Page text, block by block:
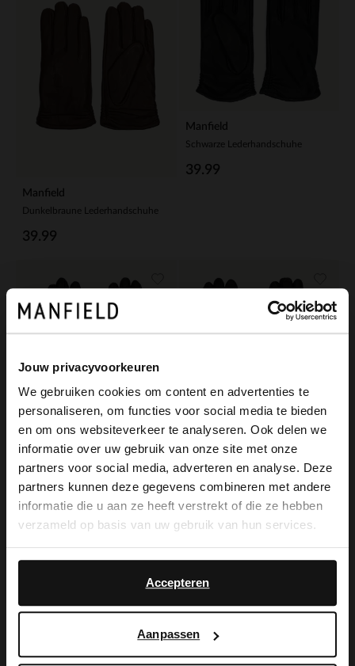
Jouw privacyvoorkeuren
We gebruiken cookies om content en advertenties te
personaliseren, om functies voor social media te bieden
en om ons websiteverkeer te analyseren. Ook delen we
informatie over uw gebruik van onze site met onze
partners voor social media, adverteren en analyse. Deze
partners kunnen deze gegevens combineren met andere
informatie die u aan ze heeft verstrekt of die ze hebben
verzameld op basis van uw gebruik van hun services.
Accepteren
Aanpassen
Manfield
Dunkelbraune Lederhandschuhe
39.99
Manfield
Schwarze Lederhandschuhe
39.99
Manfield
Schwarze Lederhandschuhe mit geflochtenen Details
Manfield
Die Vorteile von
×
View this website in English?
It looks like your language isn't Dutch. Would
you like to switch to English?
English